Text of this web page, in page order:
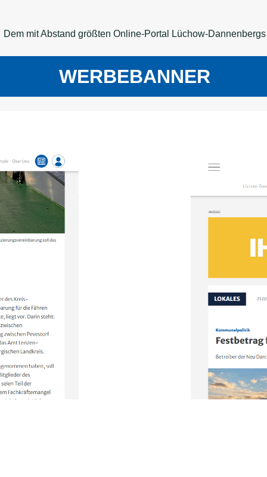
Dem mit Abstand größten Online-Portal Lüchow-Dannenbergs
WERBEBANNER